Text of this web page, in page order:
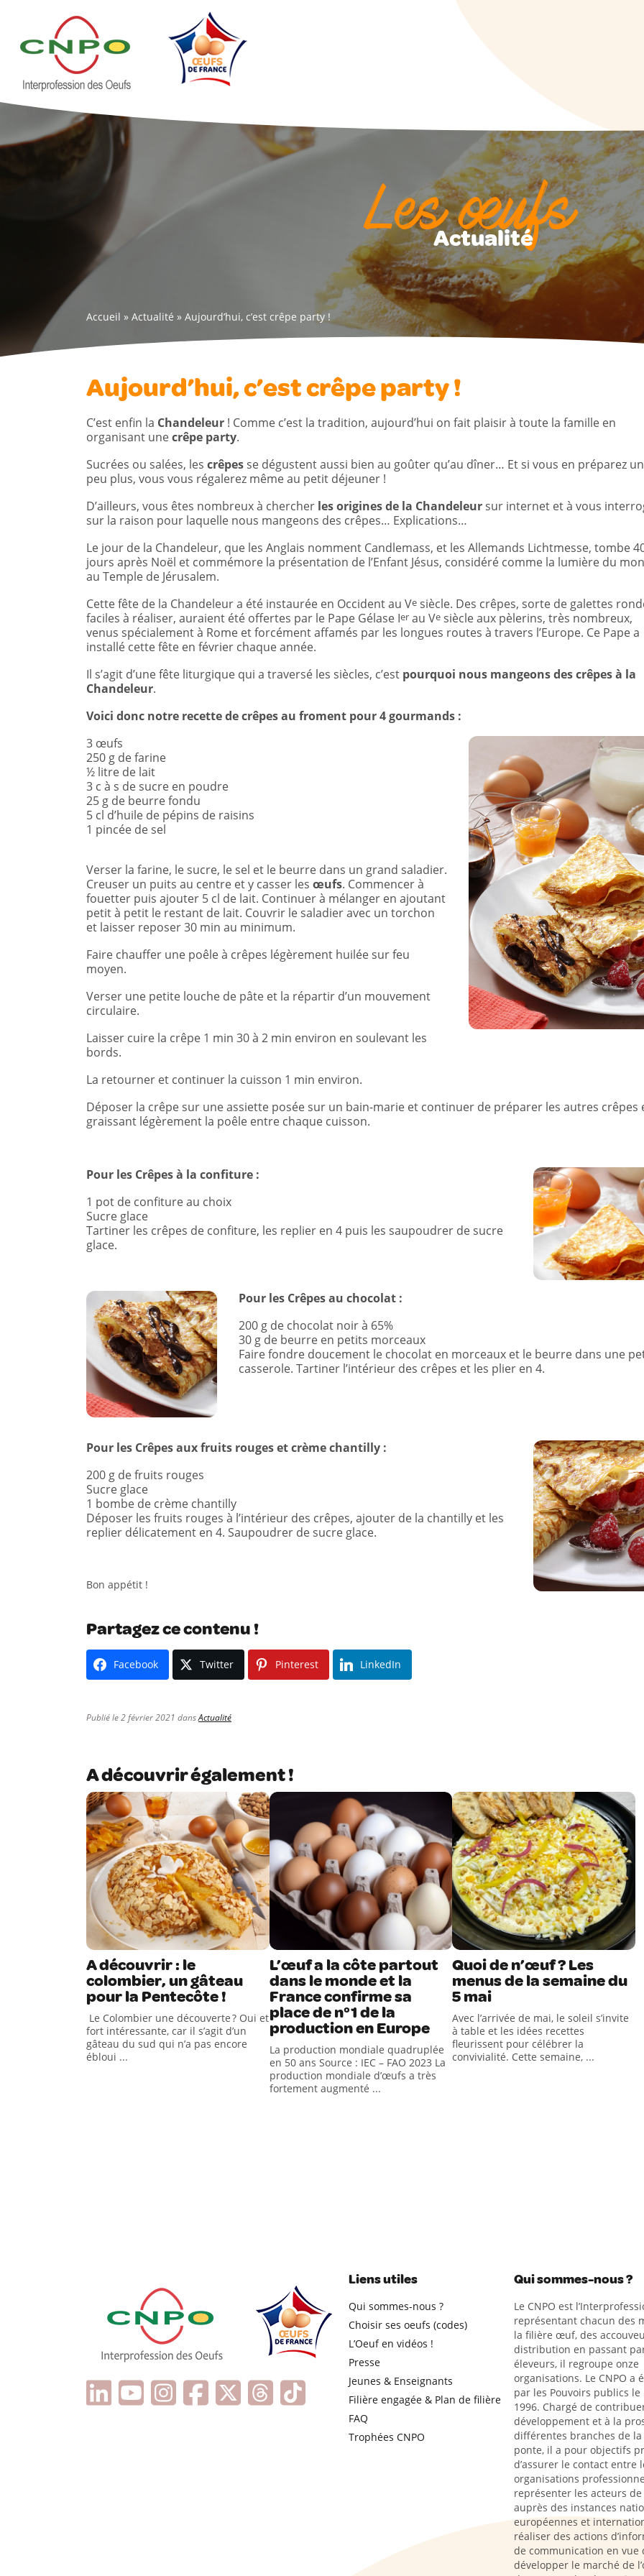
Les œufs
Actualité
Accueil » Actualité » Aujourd’hui, c’est crêpe party !
Aujourd’hui, c’est crêpe party !
C’est enfin la Chandeleur ! Comme c’est la tradition, aujourd’hui on fait plaisir à toute la famille en
organisant unecrêpe party.
Sucrées ou salées, les crêpesse dégustent aussi bien au goûter qu’au dîner… Et si vous en préparez un
peu plus, vous vous régalerez même au petit déjeuner !
D’ailleurs, vous êtes nombreux à chercher les origines de la Chandeleursur internet et à vous
sur la raison pour laquelle nous mangeons des crêpes… Explications…
Le jour de la Chandeleur, que les Anglais nomment Candlemass, et les Allemands Lichtmesse, tombe
jours après Noël et commémore la présentation de l’Enfant Jésus, considéré comme la lumière du
au Temple de Jérusalem.
Cette fête de la Chandeleur a été instaurée en Occident au Ve siècle. Des crêpes, sorte de galettes
faciles à réaliser, auraient été offertes par le Pape Gélase Ier au Ve siècle aux pèlerins, très nombreux,
venus spécialement à Rome et forcément affamés par les longues routes à travers l’Europe. Ce Pape a
installé cette fête en février chaque année.
Il s’agit d’une fête liturgique qui a traversé les siècles, c’est pourquoi nous mangeons des crêpes à la
Chandeleur.
Voici donc notre recette de crêpes au froment pour 4 gourmands :
3 œufs
250 g de farine
½ litre de lait
3 c à s de sucre en poudre
25 g de beurre fondu
5 cl d’huile de pépins de raisins
1 pincée de sel
Verser la farine, le sucre, le sel et le beurre dans un grand saladier.
Creuser un puits au centre et y casser les œufs. Commencer à
fouetter puis ajouter 5 cl de lait. Continuer à mélanger en ajoutant
petit à petit le restant de lait. Couvrir le saladier avec un torchon
et laisser reposer 30 min au minimum.
Faire chauffer une poêle à crêpes légèrement huilée sur feu
moyen.
Verser une petite louche de pâte et la répartir d’un mouvement
circulaire.
Laisser cuire la crêpe 1 min 30 à 2 min environ en soulevant les
bords.
La retourner et continuer la cuisson 1 min environ.
Déposer la crêpe sur une assiette posée sur un bain-marie et continuer de préparer les autres crêpes
graissant légèrement la poêle entre chaque cuisson.
Pour les Crêpes à la confiture :
1 pot de confiture au choix
Sucre glace
Tartiner les crêpes de confiture, les replier en 4 puis les saupoudrer de sucre
glace.
Pour les Crêpes au chocolat :
200 g de chocolat noir à 65%
30 g de beurre en petits morceaux
Faire fondre doucement le chocolat en morceaux et le beurre dans une
casserole. Tartiner l’intérieur des crêpes et les plier en 4.
Pour les Crêpes aux fruits rouges et crème chantilly :
200 g de fruits rouges
Sucre glace
1 bombe de crème chantilly
Déposer les fruits rouges à l’intérieur des crêpes, ajouter de la chantilly et les
replier délicatement en 4. Saupoudrer de sucre glace.
Bon appétit !
Partagez ce contenu !
Facebook Twitter Pinterest LinkedIn
Publié le 2 février 2021 dansActualité
A découvrir également !
A découvrir : le
colombier, un gâteau
pour la Pentecôte !
Le Colombier une découverte ? Oui et
fort intéressante, car il s’agit d’un
gâteau du sud qui n’a pas encore
ébloui ...
L’œuf a la côte partout
dans le monde et la
France confirme sa
place de n°1 de la
production en Europe
La production mondiale quadruplée
en 50 ans Source : IEC – FAO 2023 La
production mondiale d’œufs a très
fortement augmenté ...
Quoi de n’œuf ? Les
menus de la semaine du
5 mai
Avec l’arrivée de mai, le soleil s’invite
à table et les idées recettes
fleurissent pour célébrer la
convivialité. Cette semaine, ...
Liens utiles
Qui sommes-nous ?
Choisir ses oeufs (codes)
L’Oeuf en vidéos !
Presse
Jeunes & Enseignants
Filière engagée & Plan de filière
FAQ
Trophées CNPO
Qui sommes-nous ?
Le CNPO est
représentant chacun des
la filière œuf, des
distribution en passant
éleveurs, il regroupe onze
organisations. Le CNPO a
par les Pouvoirs publics le
1996. Chargé de
développement et à la
différentes branches de
ponte, il a pour objectifs
d’assurer le contact entre
organisations
représenter les acteurs
auprès des instances
européennes et
réaliser des actions
de communication en vue
développer le marché de